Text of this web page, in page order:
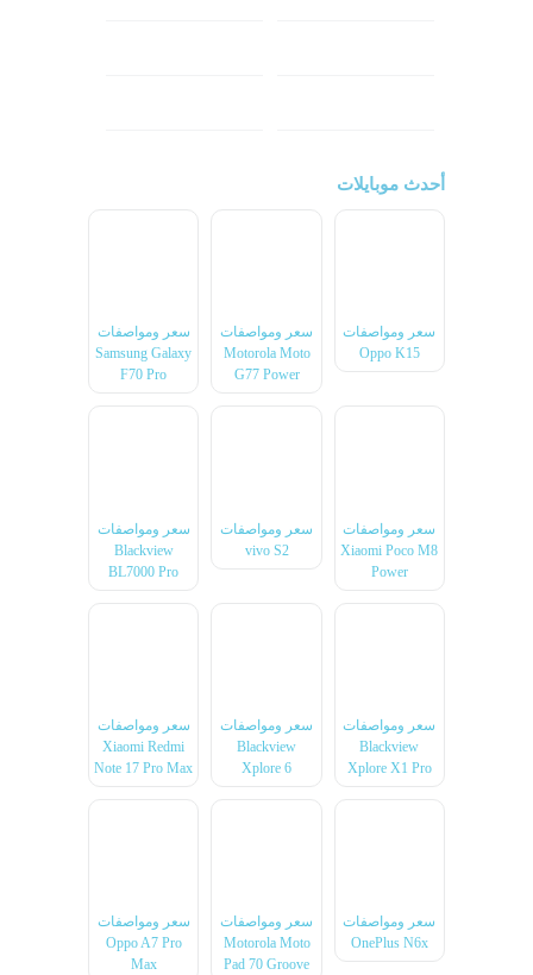
أحدث موبايلات
سعر ومواصفات
Oppo K15
سعر ومواصفات
Motorola Moto
G77 Power
سعر ومواصفات
Samsung Galaxy
F70 Pro
سعر ومواصفات
Xiaomi Poco M8
Power
سعر ومواصفات
vivo S2
سعر ومواصفات
Blackview
BL7000 Pro
سعر ومواصفات
Blackview
Xplore X1 Pro
سعر ومواصفات
Blackview
Xplore 6
سعر ومواصفات
Xiaomi Redmi
Note 17 Pro Max
سعر ومواصفات
OnePlus N6x
سعر ومواصفات
Motorola Moto
Pad 70 Groove
سعر ومواصفات
Oppo A7 Pro
Max